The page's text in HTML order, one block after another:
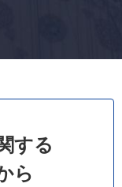
する
ら